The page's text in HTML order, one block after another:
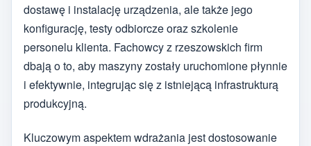
dostawę i instalację urządzenia, ale także jego
konfigurację, testy odbiorcze oraz szkolenie
personelu klienta. Fachowcy z rzeszowskich firm
dbają o to, aby maszyny zostały uruchomione płynnie
i efektywnie, integrując się z istniejącą infrastrukturą
produkcyjną.
Kluczowym aspektem wdrażania jest dostosowanie